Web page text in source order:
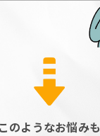
このようなお悩みも